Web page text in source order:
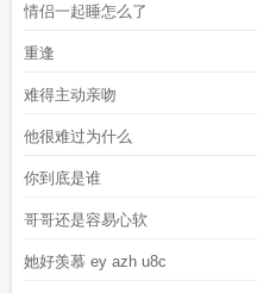
情侣一起睡怎么了
重逢
难得主动亲吻
他很难过为什么
你到底是谁
哥哥还是容易心软
她好羡慕 ey azh u8c